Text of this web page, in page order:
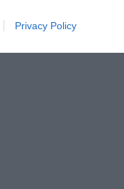
Privacy Policy